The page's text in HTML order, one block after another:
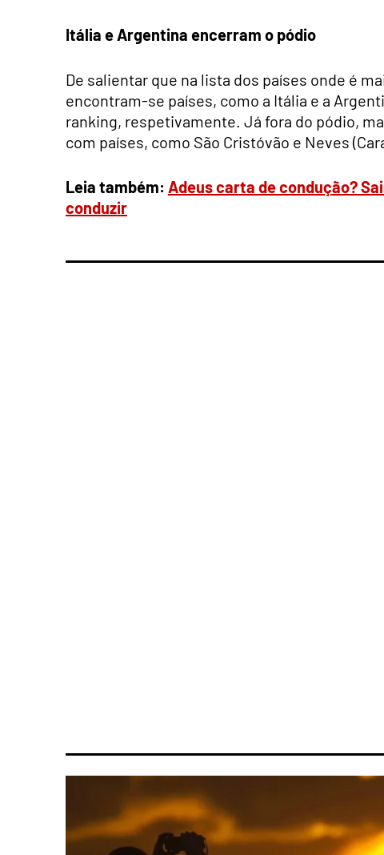
Itália e Argentina encerram o pódio
De salientar que na lista dos países onde é
encontram-se países, como a Itália e a
ranking, respetivamente. Já fora do pódio,
com países, como São Cristóvão e Neves
Leia também: Adeus carta de condução?
conduzir